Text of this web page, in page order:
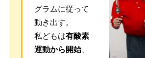
グラムに従って
動き出す。
私どもは有酸素
運動から開始、